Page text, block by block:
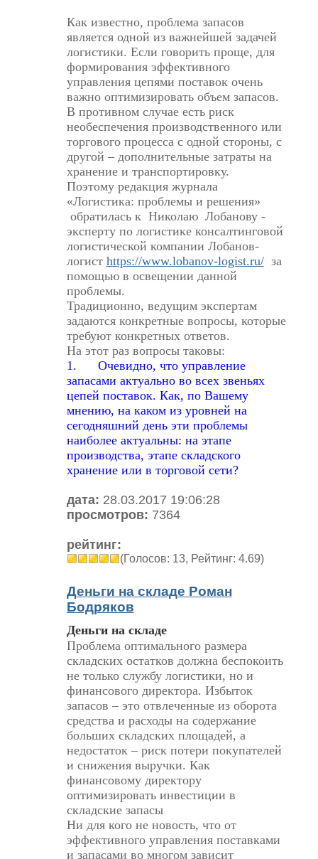
Как известно, проблема запасов
является одной из важнейшей задачей
логистики. Если говорить проще, для
формирования эффективного
управления цепями поставок очень
важно оптимизировать объем запасов.
В противном случае есть риск
необеспечения производственного или
торгового процесса с одной стороны, с
другой – дополнительные затраты на
хранение и транспортировку.
Поэтому редакция журнала
«Логистика: проблемы и решения»
обратилась к Николаю Лобанову -
эксперту по логистике консалтинговой
логистической компании Лобанов-
логист https://www.lobanov-logist.ru/за
помощью в освещении данной
проблемы.
Традиционно, ведущим экспертам
задаются конкретные вопросы, которые
требуют конкретных ответов.
На этот раз вопросы таковы:
1. Очевидно, что управление
запасами актуально во всех звеньях
цепей поставок. Как, по Вашему
мнению, на каком из уровней на
сегодняшний день эти проблемы
наиболее актуальны: на этапе
производства, этапе складского
хранение или в торговой сети?
дата: 28.03.2017 19:06:28
просмотров: 7364
рейтинг:
(Голосов: 13, Рейтинг: 4.69)
Деньги на складе Роман
Бодряков
Деньги на складе
Проблема оптимального размера
складских остатков должна беспокоить
не только службу логистики, но и
финансового директора. Избыток
запасов – это отвлеченные из оборота
средства и расходы на содержание
больших складских площадей, а
недостаток – риск потери покупателей
и снижения выручки. Как
финансовому директору
оптимизировать инвестиции в
складские запасы
Ни для кого не новость, что от
эффективного управления поставками
и запасами во многом зависит